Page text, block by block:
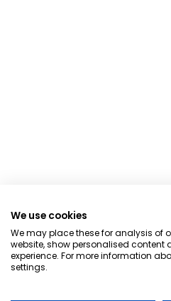
We use cookies
We may place these for analysis of
website, show personalised content
experience. For more information
settings.